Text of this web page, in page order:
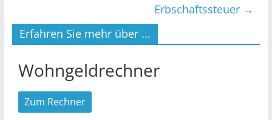
Erbschaftssteuer →
Erfahren Sie mehr über ...
Wohngeldrechner
Zum Rechner